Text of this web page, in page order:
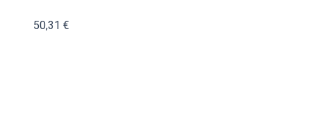
50,31 €